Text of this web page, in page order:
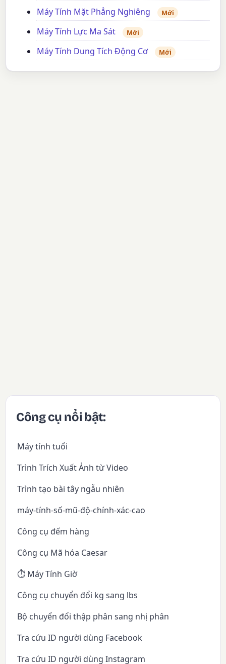
Máy Tính Mặt Phẳng Nghiêng Mới
Máy Tính Lực Ma Sát Mới
Máy Tính Dung Tích Động Cơ Mới
Công cụ nổi bật:
Máy tính tuổi
Trình Trích Xuất Ảnh từ Video
Trình tạo bài tây ngẫu nhiên
máy-tính-số-mũ-độ-chính-xác-cao
Công cụ đếm hàng
Công cụ Mã hóa Caesar
⏱️ Máy Tính Giờ
Công cụ chuyển đổi kg sang lbs
Bộ chuyển đổi thập phân sang nhị phân
Tra cứu ID người dùng Facebook
Tra cứu ID người dùng Instagram